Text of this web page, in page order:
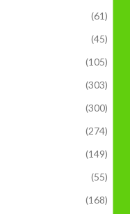
(61)
(45)
(105)
(303)
(300)
(274)
(149)
(55)
(168)